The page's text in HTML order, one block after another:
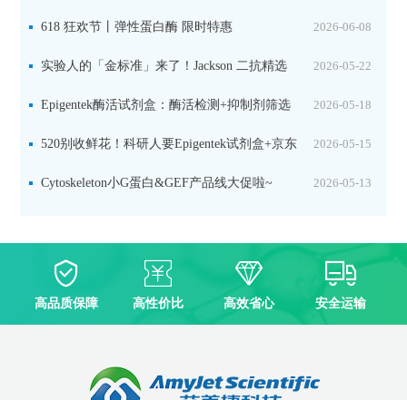
品线放价啦！ 2026-06-08
618 狂欢节丨弹性蛋白酶 限时特惠
2026-05-22
实验人的「金标准」来了！Jackson 二抗精选
限时一口价，手慢无！ 2026-05-18
Epigentek酶活试剂盒：酶活检测+抑制剂筛选
双赋能，下单即赠京东卡 2026-05-15
520别收鲜花！科研人要Epigentek试剂盒+京东
卡！ 2026-05-13
Cytoskeleton小G蛋白&GEF产品线大促啦~
高品质保障 高性价比 高效省心 安全运输